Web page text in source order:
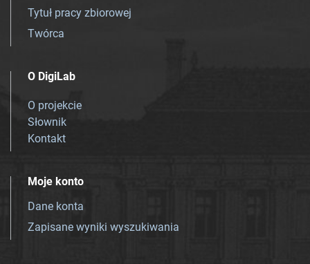
Tytuł pracy zbiorowej
Twórca
O DigiLab
O projekcie
Słownik
Kontakt
Moje konto
Dane konta
Zapisane wyniki wyszukiwania